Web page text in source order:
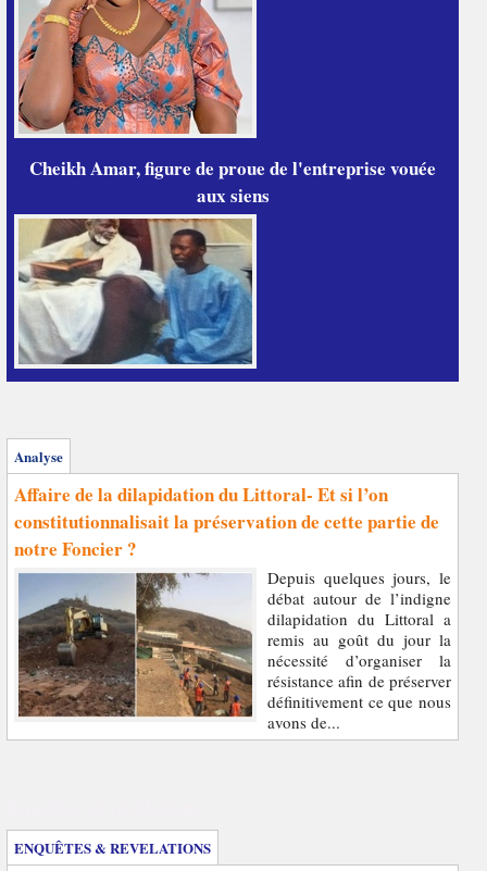
Cheikh Amar, figure de proue de l'entreprise vouée
aux siens
Analyse
Affaire de la dilapidation du Littoral- Et si l’on
constitutionnalisait la préservation de cette partie de
notre Foncier ?
Depuis quelques jours, le
débat autour de l’indigne
dilapidation du Littoral a
remis au goût du jour la
nécessité d’organiser la
résistance afin de préserver
définitivement ce que nous
avons de...
ENQUÊTES & REVELATIONS